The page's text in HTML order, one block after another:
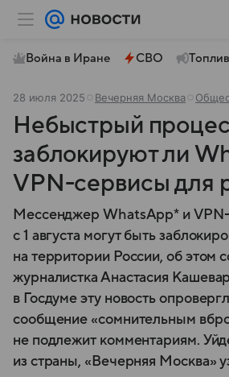
Война в Иране СВО
28 июля 2025 Вечерняя Москва
Небыстрый
заблокируют ли
VPN-сервисы для
Мессенджер WhatsApp* и
с 1 августа могут быть
на территории России, об этом
журналистка Анастасия
в Госдуме эту новость
сообщение «сомнительным
не подлежит комментариям.
из страны, «Вечерняя Москва»